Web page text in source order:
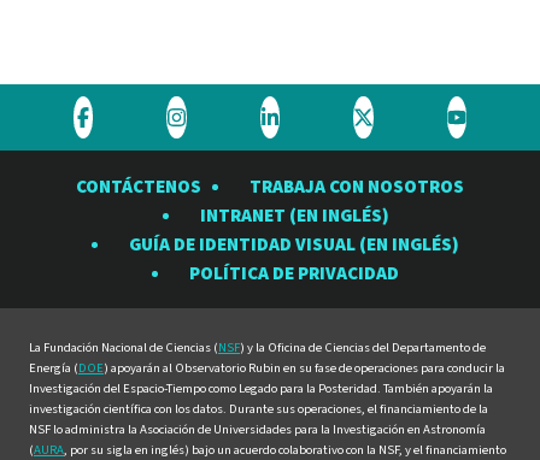
Visite
Observatorio
Visite
Observatorio
Rubin
en
Visite
Observatorio
Rubin
en
Visite
Observatorio
Rubin
en
Visite
Rubin
en
CONTÁCTENOS
TRABAJA CON NOSOTROS
INTRANET (EN INGLÉS)
GUÍA DE IDENTIDAD VISUAL (EN INGLÉS)
POLÍTICA DE PRIVACIDAD
La Fundación Nacional de Ciencias (NSF) y la Oficina de Ciencias del Departamento de
Energía (DOE) apoyarán al Observatorio Rubin en su fase de operaciones para conducir la
Investigación del Espacio-Tiempo como Legado para la Posteridad. También apoyarán la
investigación científica con los datos. Durante sus operaciones, el financiamiento de la
NSF lo administra la Asociación de Universidades para la Investigación en Astronomía
(AURA, por su sigla en inglés) bajo un acuerdo colaborativo con la NSF, y el financiamiento